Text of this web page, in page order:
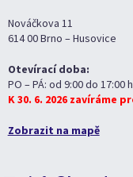
Nováčkova 11
614 00 Brno – Husovice
Otevírací doba:
PO – PÁ: od 9:00 do 17:00
K 30. 6. 2026 zavíráme
Zobrazit na mapě